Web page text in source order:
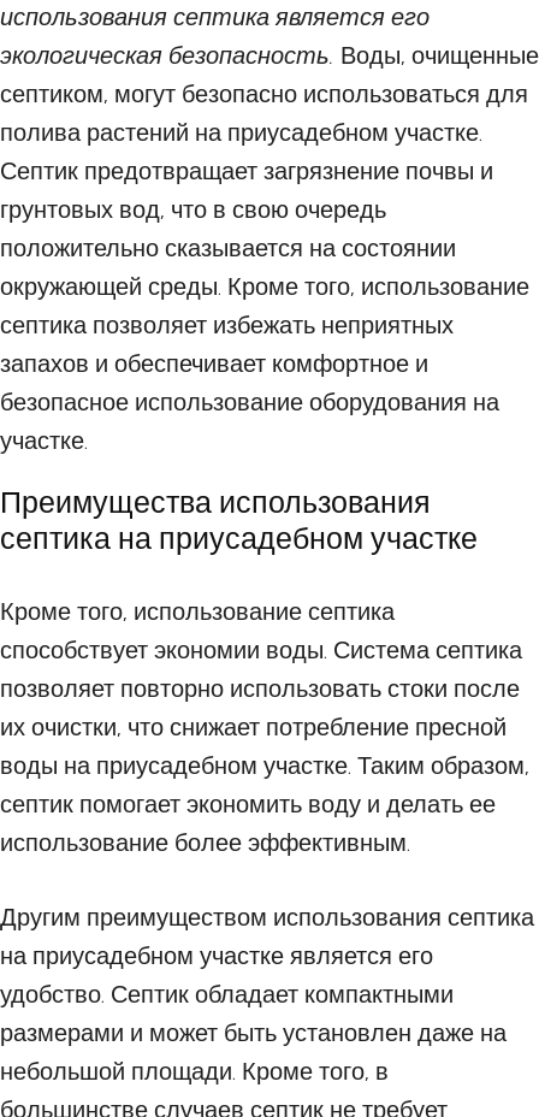
использования септика является его
экологическая безопасность. Воды, очищенные
септиком, могут безопасно использоваться для
полива растений на приусадебном участке.
Септик предотвращает загрязнение почвы и
грунтовых вод, что в свою очередь
положительно сказывается на состоянии
окружающей среды. Кроме того, использование
септика позволяет избежать неприятных
запахов и обеспечивает комфортное и
безопасное использование оборудования на
участке.
Преимущества использования
септика на приусадебном участке
Кроме того, использование септика
способствует экономии воды. Система септика
позволяет повторно использовать стоки после
их очистки, что снижает потребление пресной
воды на приусадебном участке. Таким образом,
септик помогает экономить воду и делать ее
использование более эффективным.
Другим преимуществом использования септика
на приусадебном участке является его
удобство. Септик обладает компактными
размерами и может быть установлен даже на
небольшой площади. Кроме того, в
большинстве случаев септик не требует